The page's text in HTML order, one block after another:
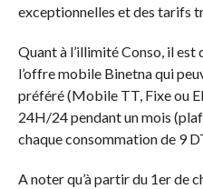
exceptionnelles et des tarifs
Quant à l’illimité Conso, il
l’offre mobile Binetna qui
préféré (Mobile TT, Fixe ou
24H/24 pendant un mois
chaque consommation de 9
A noter qu’à partir du 1er de